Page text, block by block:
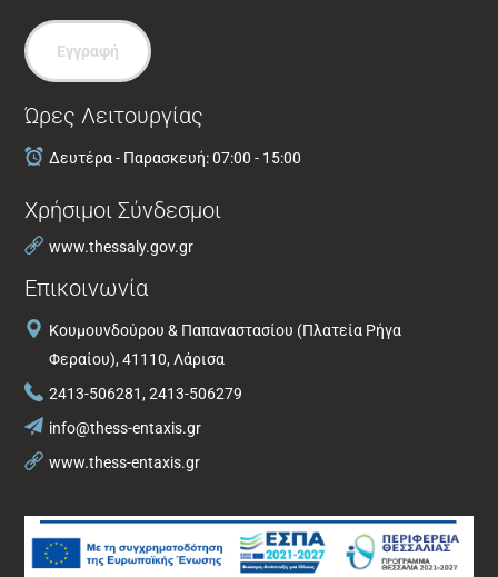
Εγγραφή
Ώρες Λειτουργίας
Δευτέρα - Παρασκευή: 07:00 - 15:00
Χρήσιμοι Σύνδεσμοι
www.thessaly.gov.gr
Επικοινωνία
Κουμουνδούρου & Παπαναστασίου (Πλατεία Ρήγα
Φεραίου), 41110, Λάρισα
2413-506281, 2413-506279
info@thess-entaxis.gr
www.thess-entaxis.gr